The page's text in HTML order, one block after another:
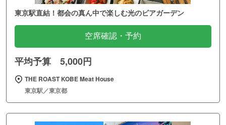
東京駅直結！都会の真ん中で楽しむ光のビアガーデン
空席確認・予約
平均予算 5,000円
THE ROAST KOBE Meat House
東京駅／東京都